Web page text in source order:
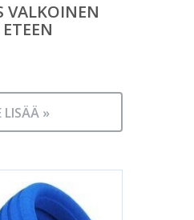
VALKOINEN
LISÄÄ »